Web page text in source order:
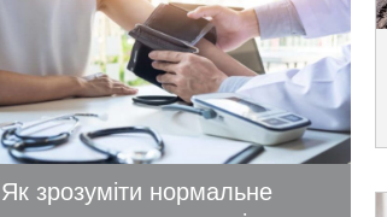
Як зрозуміти нормальне